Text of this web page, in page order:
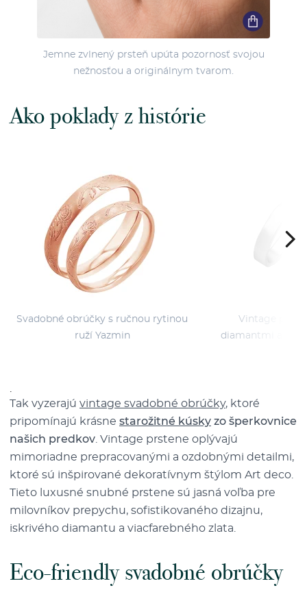
Jemne zvlnený prsteň upúta pozornosť svojou
nežnosťou a originálnym tvarom.
Ako poklady z histórie
Svadobné obrúčky s ručnou rytinou
ruží Yazmin
Vintage
diamantmi a
Tak vyzerajú vintage svadobné obrúčky, ktoré
pripomínajú krásne starožitné kúsky zo šperkovnice
našich predkov . Vintage prstene oplývajú
mimoriadne prepracovanými a ozdobnými detailmi,
ktoré sú inšpirované dekoratívnym štýlom Art deco.
Tieto luxusné snubné prstene sú jasná voľba pre
milovníkov prepychu, sofistikovaného dizajnu,
iskrivého diamantu a viacfarebného zlata.
Eco-friendly svadobné obrúčky